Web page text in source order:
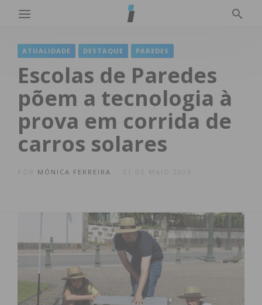
ATUALIDADE DESTAQUE PAREDES
Escolas de Paredes
põem a tecnologia à
prova em corrida de
carros solares
MÓNICA FERREIRA 21 DE MAIO 2026